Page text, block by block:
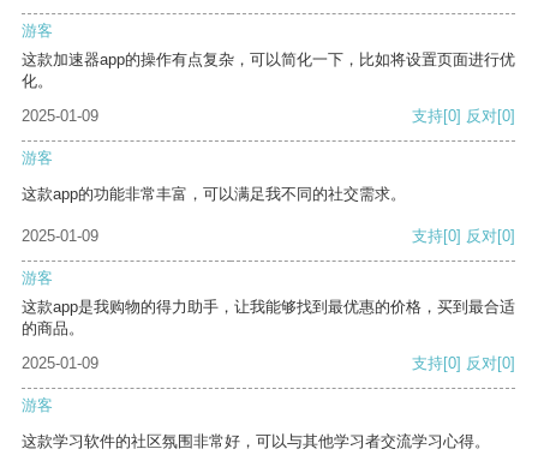
游客
这款加速器app的操作有点复杂，可以简化一下，比如将设置页面进行优
化。
2025-01-09
支持[0] 反对[0]
游客
这款app的功能非常丰富，可以满足我不同的社交需求。
2025-01-09 支持[0] 反对[0]
游客
这款app是我购物的得力助手，让我能够找到最优惠的价格，买到最合适
的商品。
2025-01-09
支持[0] 反对[0]
游客
这款学习软件的社区氛围非常好，可以与其他学习者交流学习心得。